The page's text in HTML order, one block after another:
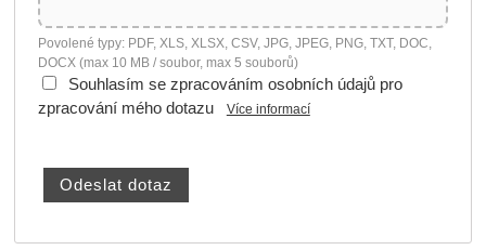
Povolené typy: PDF, XLS, XLSX, CSV, JPG, JPEG, PNG, TXT, DOC,
DOCX (max 10 MB / soubor, max 5 souborů)
Souhlasím se zpracováním osobních údajů pro
zpracování mého dotazu
Více informací